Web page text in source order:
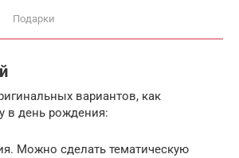
Подарки
вариантов, как
в день рождения:
Можно сделать тематическую